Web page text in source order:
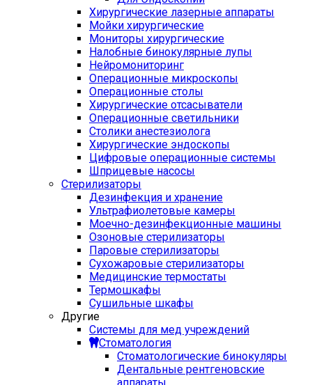
Хирургические лазерные аппараты
Мойки хирургические
Мониторы хирургические
Налобные бинокулярные лупы
Нейромониторинг
Операционные микроскопы
Операционные столы
Хирургические отсасыватели
Операционные светильники
Столики анестезиолога
Хирургические эндоскопы
Цифровые операционные системы
Шприцевые насосы
Стерилизаторы
Дезинфекция и хранение
Ультрафиолетовые камеры
Моечно-дезинфекционные машины
Озоновые стерилизаторы
Паровые стерилизаторы
Сухожаровые стерилизаторы
Медицинские термостаты
Термошкафы
Сушильные шкафы
Другие
Системы для мед учреждений
Стоматология
Стоматологические бинокуляры
Дентальные рентгеновские